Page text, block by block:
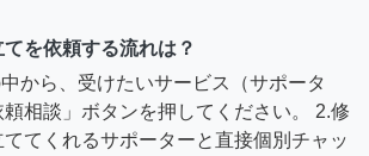
を依頼する流れは？
から、受けたいサービス（サポータ
相談」ボタンを押してください。 2.修
てくれるサポーターと直接個別チャッ